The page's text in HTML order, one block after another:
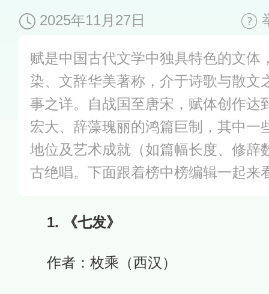
2025年11月27日
赋是中国古代文学中独具特色的文体
染、文辞华美著称，介于诗歌与散文
事之详。自战国至唐宋，赋体创作达
宏大、辞藻瑰丽的鸿篇巨制，其中一
地位及艺术成就（如篇幅长度、修辞
古绝唱。下面跟着榜中榜编辑一起来
1. 《七发》
作者：枚乘（西汉）